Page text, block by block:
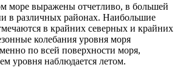
море выражены отчетливо, в большей
в различных районах. Наибольшие
в крайних северных и крайних
колебания уровня моря
по всей поверхности моря,
уровня наблюдается летом.